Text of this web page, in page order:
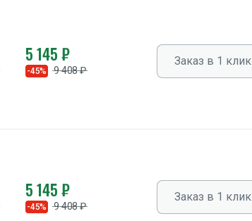
5 145 ₽
-45% 9 408 ₽
Заказ в 1 клик
5 145 ₽
-45% 9 408 ₽
Заказ в 1 клик